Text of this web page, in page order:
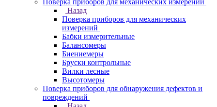
Поверка приборов для механических измерений
Назад
Поверка приборов для механических
измерений
Бабки измерительные
Балансомеры
Биениемеры
Бруски контрольные
Вилки лесные
Высотомеры
Поверка приборов для обнаружения дефектов и
повреждений